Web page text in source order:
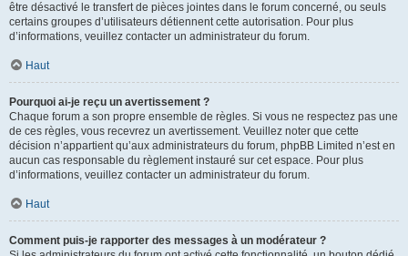
être désactivé le transfert de pièces jointes dans le forum concerné, ou seuls
certains groupes d’utilisateurs détiennent cette autorisation. Pour plus
d’informations, veuillez contacter un administrateur du forum.
Haut
Pourquoi ai-je reçu un avertissement ?
Chaque forum a son propre ensemble de règles. Si vous ne respectez pas une
de ces règles, vous recevrez un avertissement. Veuillez noter que cette
décision n’appartient qu’aux administrateurs du forum, phpBB Limited n’est en
aucun cas responsable du règlement instauré sur cet espace. Pour plus
d’informations, veuillez contacter un administrateur du forum.
Haut
Comment puis-je rapporter des messages à un modérateur ?